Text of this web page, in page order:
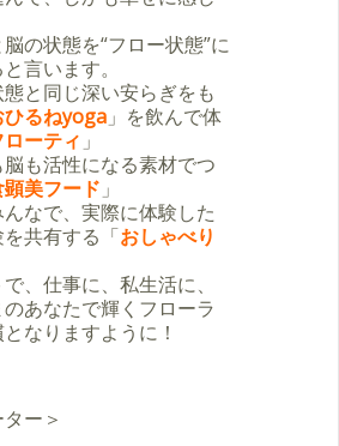
の状態を“フロー状態”に
言います。
と同じ深い安らぎをも
ひるねyoga 」を飲んで体
ローティ 」
も活性になる素材でつ
美フード 」
なで、実際に体験した
共有する「おしゃべり
、仕事に、私生活に、
あなたで輝くフローラ
なりますように！
ー＞